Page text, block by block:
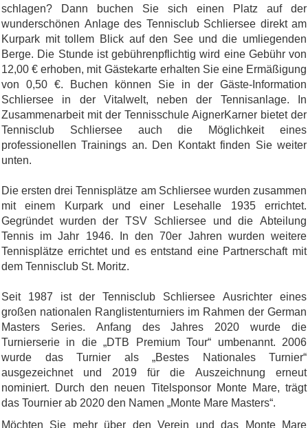
schlagen? Dann buchen Sie sich einen Platz auf der
wunderschönen Anlage des Tennisclub Schliersee direkt am
Kurpark mit tollem Blick auf den See und die umliegenden
Berge. Die Stunde ist gebührenpflichtig wird eine Gebühr von
12,00 € erhoben, mit Gästekarte erhalten Sie eine Ermäßigung
von 0,50 €. Buchen können Sie in der Gäste-Information
Schliersee in der Vitalwelt, neben der Tennisanlage. In
Zusammenarbeit mit der Tennisschule AignerKarner bietet der
Tennisclub Schliersee auch die Möglichkeit eines
professionellen Trainings an. Den Kontakt finden Sie weiter
unten.
Die ersten drei Tennisplätze am Schliersee wurden zusammen
mit einem Kurpark und einer Lesehalle 1935 errichtet.
Gegründet wurden der TSV Schliersee und die Abteilung
Tennis im Jahr 1946. In den 70er Jahren wurden weitere
Tennisplätze errichtet und es entstand eine Partnerschaft mit
dem Tennisclub St. Moritz.
Seit 1987 ist der Tennisclub Schliersee Ausrichter eines
großen nationalen Ranglistenturniers im Rahmen der German
Masters Series. Anfang des Jahres 2020 wurde die
Turnierserie in die „DTB Premium Tour“ umbenannt. 2006
wurde das Turnier als „Bestes Nationales Turnier“
ausgezeichnet und 2019 für die Auszeichnung erneut
nominiert. Durch den neuen Titelsponsor Monte Mare, trägt
das Tournier ab 2020 den Namen „Monte Mare Masters“.
Möchten Sie mehr über den Verein und das Monte Mare